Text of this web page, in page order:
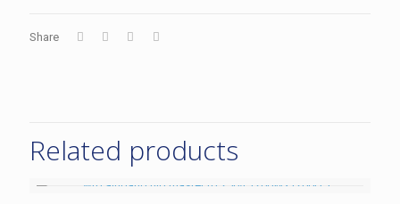
Share
Related products